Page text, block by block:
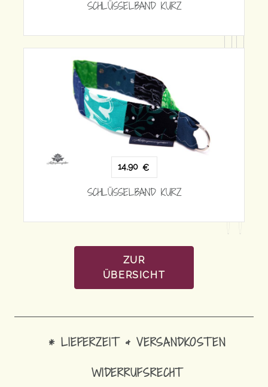
SCHLÜSSELBAND KURZ
14,90
SCHLÜSSELBAND KURZ
ZUR
ÜBERSICHT
* LIEFERZEIT & VERSANDKOSTEN
WIDERRUFSRECHT